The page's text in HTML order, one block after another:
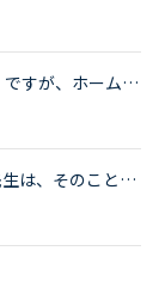
私のアカウントで子どもを家族登録しました。ですが、ホームは私の名前のみです。ファミリープランのページには、二人の名前があります。講師の先生には、私と子ども二人の名前が表示されるのですか？
ファミリープランで学習しています。講師の先生は、そのことは伝わるのですか。初めての先生が私のことをマム〇〇(私の名前)で呼ぶので、どうなのかな、と疑問に思いました。